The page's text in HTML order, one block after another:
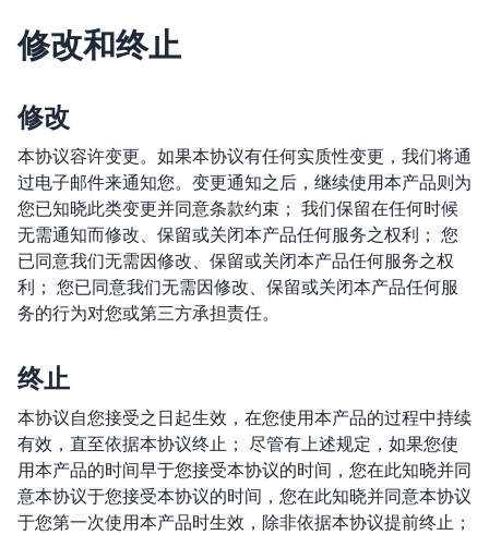
修改和终止
修改
本协议容许变更。如果本协议有任何实质性变更，我们将通
过电子邮件来通知您。变更通知之后，继续使用本产品则为
您已知晓此类变更并同意条款约束； 我们保留在任何时候
无需通知而修改、保留或关闭本产品任何服务之权利； 您
已同意我们无需因修改、保留或关闭本产品任何服务之权
利； 您已同意我们无需因修改、保留或关闭本产品任何服
务的行为对您或第三方承担责任。
终止
本协议自您接受之日起生效，在您使用本产品的过程中持续
有效，直至依据本协议终止； 尽管有上述规定，如果您使
用本产品的时间早于您接受本协议的时间，您在此知晓并同
意本协议于您接受本协议的时间，您在此知晓并同意本协议
于您第一次使用本产品时生效，除非依据本协议提前终止；